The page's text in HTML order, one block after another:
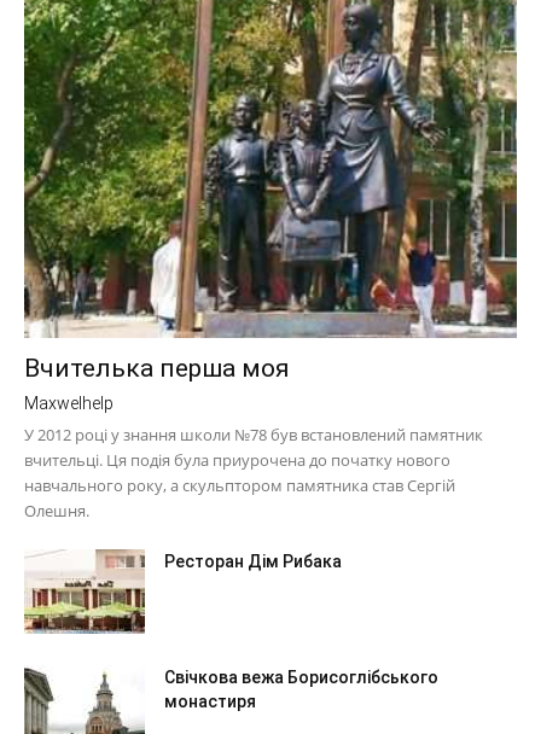
Вчителька перша моя
Maxwelhelp
У 2012 році у знання школи №78 був встановлений памятник
вчительці. Ця подія була приурочена до початку нового
навчального року, а скульптором памятника став Сергій
Олешня.
Ресторан Дім Рибака
Свічкова вежа Борисоглібського
монастиря